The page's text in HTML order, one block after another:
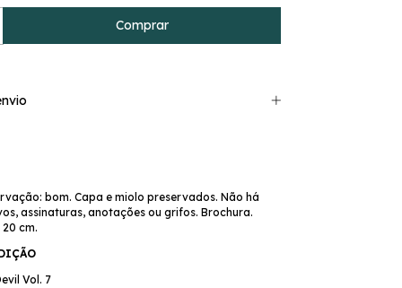
bom. Capa e miolo preservados. Não há
assinaturas, anotações ou grifos. Brochura.
20 cm.
Vol. 7